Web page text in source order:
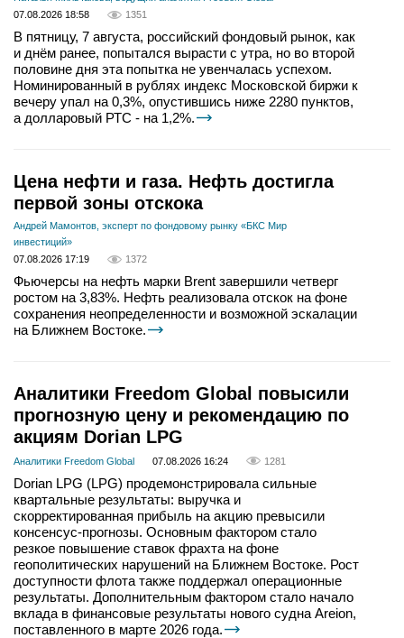
07.08.2026 18:58
1351
В пятницу, 7 августа, российский фондовый рынок, как
и днём ранее, попытался вырасти с утра, но во второй
половине дня эта попытка не увенчалась успехом.
Номинированный в рублях индекс Московской биржи к
вечеру упал на 0,3%, опустившись ниже 2280 пунктов,
а долларовый РТС - на 1,2%.
Цена нефти и газа. Нефть достигла
первой зоны отскока
Андрей Мамонтов, эксперт по фондовому рынку «БКС Мир
инвестиций»
07.08.2026 17:19
1372
Фьючерсы на нефть марки Brent завершили четверг
ростом на 3,83%. Нефть реализовала отскок на фоне
сохранения неопределенности и возможной эскалации
на Ближнем Востоке.
Аналитики Freedom Global повысили
прогнозную цену и рекомендацию по
акциям Dorian LPG
Аналитики Freedom Global 07.08.2026 16:24 1281
Dorian LPG (LPG) продемонстрировала сильные
квартальные результаты: выручка и
скорректированная прибыль на акцию превысили
консенсус-прогнозы. Основным фактором стало
резкое повышение ставок фрахта на фоне
геополитических нарушений на Ближнем Востоке. Рост
доступности флота также поддержал операционные
результаты. Дополнительным фактором стало начало
вклада в финансовые результаты нового судна Areion,
поставленного в марте 2026 года.